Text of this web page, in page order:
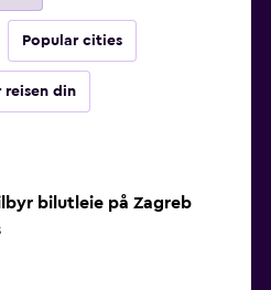
Popular cities
reisen din
bilutleie på Zagreb